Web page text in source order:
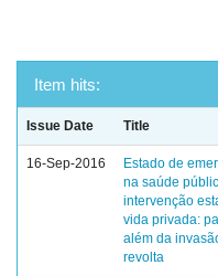
Item hits:
Issue Date Title
16-Sep-2016
Estado de
na saúde
intervenção
vida privada:
além da
revolta